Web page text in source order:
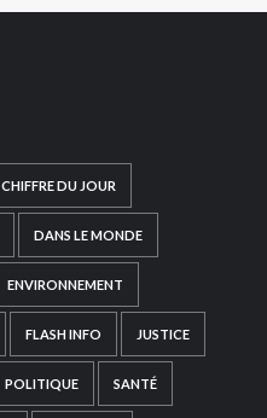
CHIFFRE DU JOUR
DANS LE MONDE
ENVIRONNEMENT
FLASH INFO JUSTICE
POLITIQUE SANTÉ